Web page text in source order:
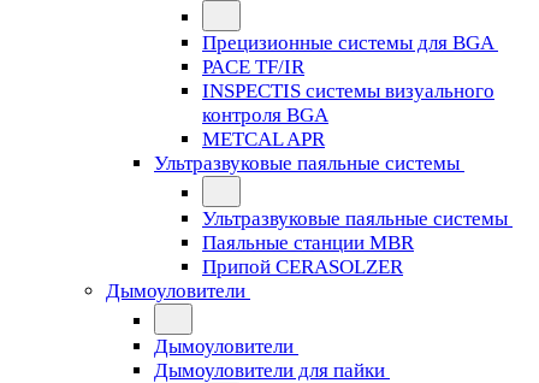
Прецизионные системы для BGA
PACE TF/IR
INSPECTIS системы визуального
контроля BGA
METCAL APR
Ультразвуковые паяльные системы
Ультразвуковые паяльные системы
Паяльные станции MBR
Припой CERASOLZER
Дымоуловители
Дымоуловители
Дымоуловители для пайки